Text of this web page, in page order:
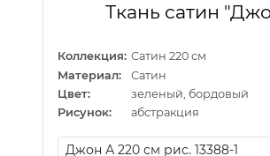
Ткань сатин
Коллекция: Сатин 220 см
Материал:
Сатин
Цвет:
зеленый, бордовый
Рисунок:
абстракция